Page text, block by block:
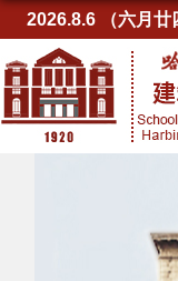
2026.8.6 （六